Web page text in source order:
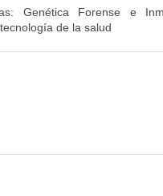
Genética Forense e
de la salud